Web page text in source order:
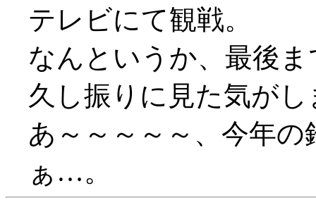
テレビにて観戦。
なんというか、最後
久し振りに見た気がし
あ～～～～～、今年
ぁ…。